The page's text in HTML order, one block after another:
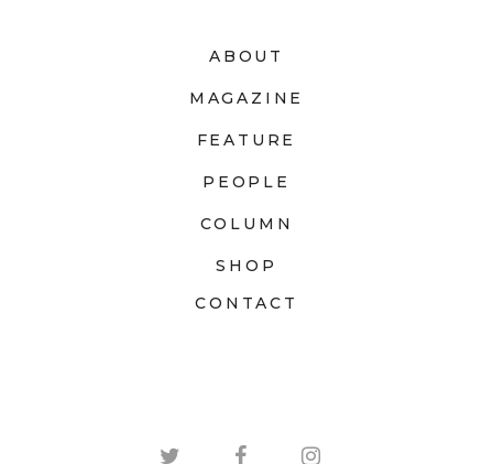
ABOUT
MAGAZINE
FEATURE
PEOPLE
COLUMN
SHOP
CONTACT